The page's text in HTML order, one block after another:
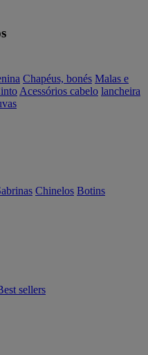
Chapéus, bonés Malas e
Acessórios cabelo lancheira
Chinelos Botins
sellers